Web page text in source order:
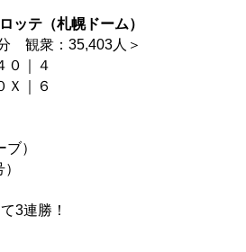
テ（札幌ドーム）
観衆：35,403人＞
０｜４
Ｘ｜６
）
3連勝！